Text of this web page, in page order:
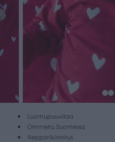
Luomupuuvillaa
Ommeltu Suomessa
Nepparikiinnitys